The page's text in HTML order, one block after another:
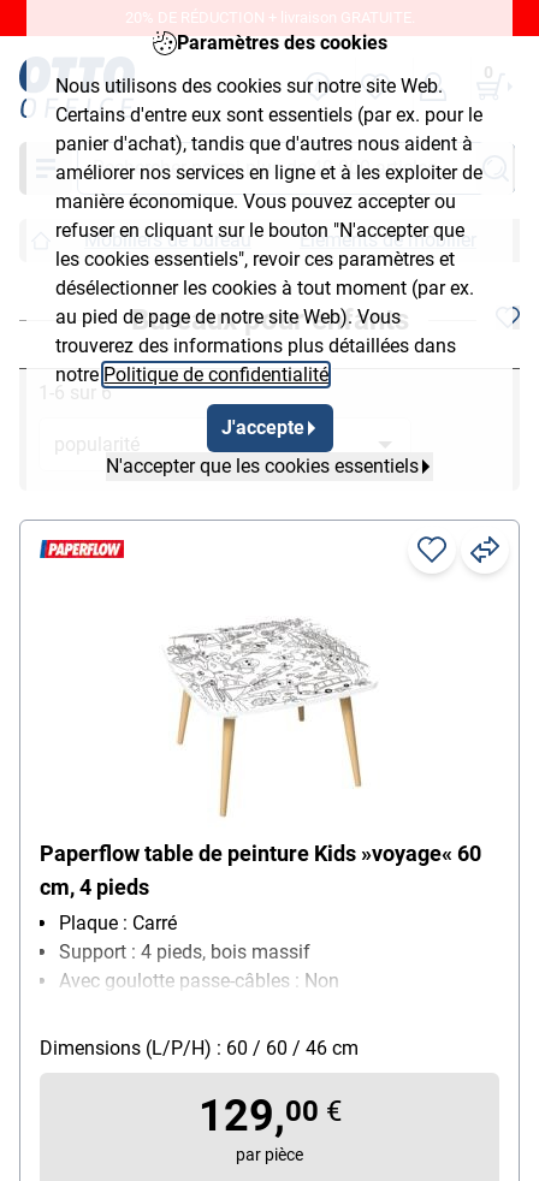
Paramètres des cookies
Nous utilisons des cookies sur notre site Web.
Certains d'entre eux sont essentiels (par ex. pour le
panier d'achat), tandis que d'autres nous aident à
améliorer nos services en ligne et à les exploiter de
manière économique. Vous pouvez accepter ou
refuser en cliquant sur le bouton "N'accepter que
les cookies essentiels", revoir ces paramètres et
désélectionner les cookies à tout moment (par ex.
au pied de page de notre site Web). Vous
trouverez des informations plus détaillées dans
notre Politique de confidentialité
J'accepte
N'accepter que les cookies essentiels
20% DE RÉDUCTION + livraison GRATUITE.
0
Chercher
Mobiliers de bureau Éléments de mobilier
Bureaux pour enfants
1-6 sur 6
Paperflow table de peinture Kids »voyage« 60
cm, 4 pieds
Plaque : Carré
Support : 4 pieds, bois massif
Avec goulotte passe-câbles : Non
Dimensions (L/P/H) : 60 / 60 / 46 cm
129,00 €
par pièce